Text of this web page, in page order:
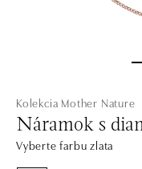
Kolekcia Mother Nature
Náramok s
Vyberte farbu zlata